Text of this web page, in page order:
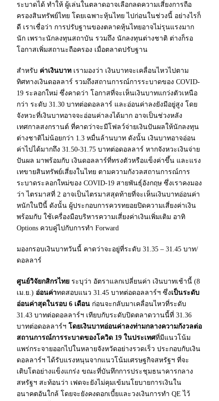
ระบาดได้ ทำให้ ผู้เล่นในตลาดอาจเลือกลดความเสี่ยงการถือ
ครองสินทรัพย์ไทย โดยเฉพาะหุ้นไทย ไปก่อนในช่วงนี้ อย่างไรก็
ดี เราเชื่อว่า การปรับฐานของตลาดหุ้นไทยอาจไม่รุนแรงมาก
นัก เพราะนักลงทุนสถาบัน รวมถึง นักลงทุนต่างชาติ ต่างก็รอ
โอกาสเพิ่มสถานะถือครอง เมื่อตลาดปรับฐาน
สำหรับ ค่าเงินบาท เรามองว่า เงินบาทจะเคลื่อนไหวไปตาม
ทิศทางเงินดอลลาร์ รวมถึงสถานการณ์การระบาดของ COVID-
19 ระลอกใหม่ ซึ่งคาดว่า โอกาสที่จะเห็นเงินบาทแกว่งตัวเหนือ
กว่า ระดับ 31.30 บาทต่อดอลลาร์ และอ่อนค่าลงยังมีอยู่สูง โดย
จังหวะที่เงินบาทอาจจะอ่อนค่าลงได้มาก อาจเป็นช่วงหลัง
เทศกาลสงกรานต์ ที่คาดว่าจะมีโฟลว์จ่ายเงินปันผลให้นักลงทุน
ต่างชาติไม่น้อยกว่า 1.3 หมื่นล้านบาท ดังนั้น เงินบาทอาจอ่อน
ค่าไปได้มากถึง 31.50-31.75 บาทต่อดอลลาร์ หากจังหวะเงินจ่าย
ปันผล มาพร้อมกับ เงินดอลลาร์ที่ทรงตัวหรือแข็งค่าขึ้น และแรง
เทขายสินทรัพย์เสี่ยงในไทย ตามความกังวลสถานการณ์การ
ระบาดระลอกใหม่ของ COVID-19 สายพันธุ์อังกฤษ ซึ่งเราคงมอง
ว่า ไตรมาสที่ 2 อาจเป็นไตรมาสสุดท้ายที่จะเห็นเงินบาทอ่อนค่า
หนักในปีนี้ ดังนั้น ผู้ประกอบการควรทยอยปิดความเสี่ยงค่าเงิน
พร้อมกับ ใช้เครื่องมือบริหารความเสี่ยงค่าเงินเพิ่มเติม อาทิ
Options ควบคู่ไปกับการทำ Forward
มองกรอบเงินบาทวันนี้ คาดว่าจะอยู่ที่ระดับ 31.35 – 31.45 บาท/
ดอลลาร์
ศูนย์วิจัยกสิกรไทย ระบุว่า อัตราแลกเปลี่ยนค่า เงินบาทเช้านี้ (8
เม.ย.) อ่อนค่าทดสอบแนว 31.45 บาทต่อดอลลาร์ฯ ซึ่งเป็นระดับ
อ่อนค่าสุดในรอบ 6 เดือน ก่อนจะกลับมาเคลื่อนไหวที่ระดับ
31.43 บาทต่อดอลลาร์ฯ เทียบกับระดับปิดตลาดวานนี้ที่ 31.36
บาทต่อดอลลาร์ฯ โดยเงินบาทอ่อนค่าลงท่ามกลางความกังวลต่อ
สถานการณ์การระบาดของโควิด 19 ในประเทศที่มีแนวโน้ม
แพร่กระจายออกไปในหลายจังหวัดอย่างรวดเร็ว ประกอบกับเงิน
ดอลลาร์ฯ ได้รับแรงหนุนจากแนวโน้มเศรษฐกิจสหรัฐฯ ที่จะ
เติบโตอย่างแข็งแกร่ง ขณะที่บันทึกการประชุมธนาคารกลาง
สหรัฐฯ สะท้อนว่า เฟดจะยังไม่คุมเข้มนโยบายการเงินใน
อนาคตอันใกล้ โดยจะยังคงดอกเบี้ยและวงเงินการทำ QE ไว้